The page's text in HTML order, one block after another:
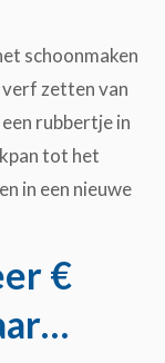
schoonmaken
verf zetten van
rubbertje in
tot het
in een nieuwe
€